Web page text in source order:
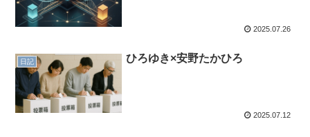
2025.07.26
日記 ひろゆき×安野たかひろ
2025.07.12